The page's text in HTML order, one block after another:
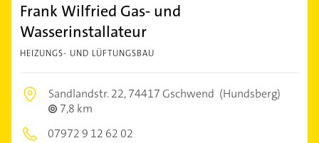
Frank Wilfried Gas- und
Wasserinstallateur
HEIZUNGS- UND LÜFTUNGSBAU
Sandlandstr. 22,74417 Gschwend (Hundsberg)
7,8 km
07972 9 12 62 02